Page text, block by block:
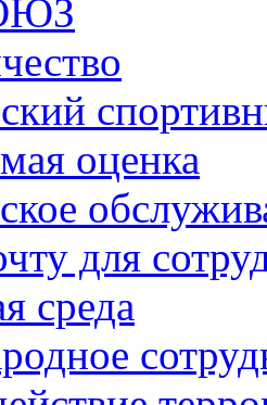
оценка
для
среда